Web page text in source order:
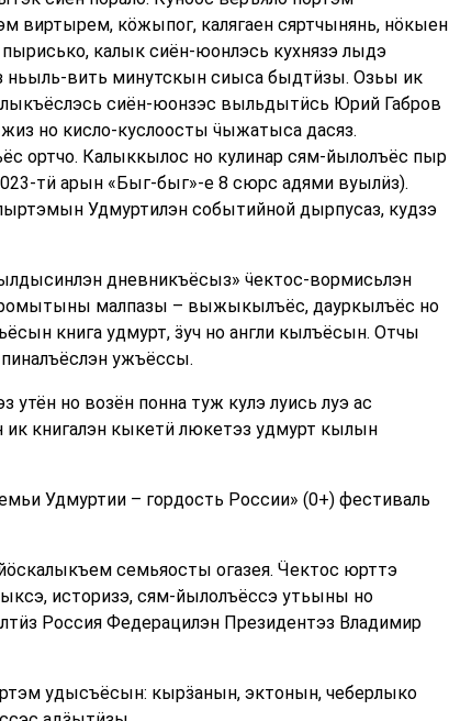
виртырем, кӧжыпог, калягаен сяртчынянь, нӧкыен
калык сиён-юонлэсь кухнязэ лыдэ
ньыль-вить минутскын сиыса быдтӥзы. Озьы ик
сиён-юонзэс выльдытӥсь Юрий Габров
но кисло-куслоосты ӵыжатыса дасяз.
ортчо. Калыккылос но кулинар сям-йылолъёс пыр
тӥ арын «Быг-быг»-е 8 сюрс адями вуылӥз).
Удмуртилэн событийной дырпусаз, кудзэ
дневникъёсыз» ӵектос-вормисьлэн
малпазы – выжыкылъёс, дауркылъёс но
книга удмурт, ӟуч но англи кылъёсын. Отчы
ужъёссы.
но возён понна туж кулэ луись луэ ас
книгалэн кыкетӥ люкетэз удмурт кылын
Удмуртии – гордость России» (0+) фестиваль
семьяосты огазея. Ӵектос юрттэ
историзэ, сям-йылолъёссэ утьыны но
Россия Федерацилэн Президентэз Владимир
удысъёсын: кырӟанын, эктонын, чеберлыко